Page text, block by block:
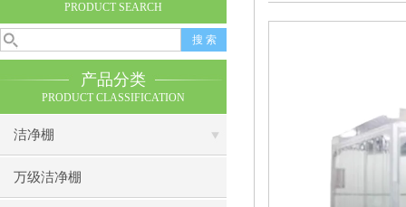
PRODUCT SEARCH
产品分类
PRODUCT CLASSIFICATION
洁净棚
万级洁净棚